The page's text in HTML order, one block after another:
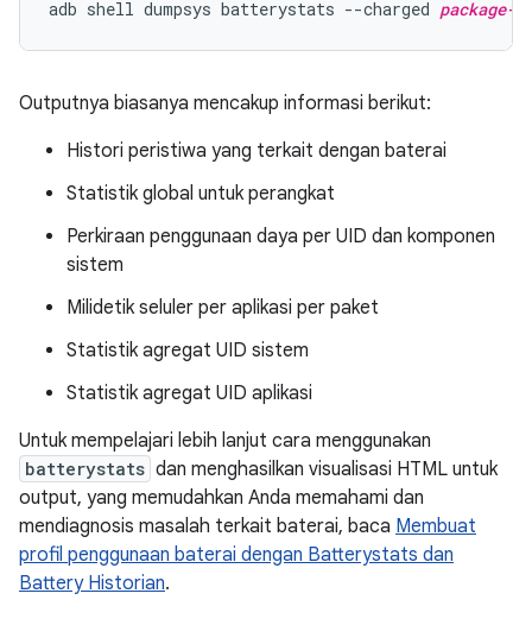
adb shell dumpsys batterystats --charged package-
Outputnya biasanya mencakup informasi berikut:
Histori peristiwa yang terkait dengan baterai
Statistik global untuk perangkat
Perkiraan penggunaan daya per UID dan komponen
sistem
Milidetik seluler per aplikasi per paket
Statistik agregat UID sistem
Statistik agregat UID aplikasi
Untuk mempelajari lebih lanjut cara menggunakan
batterystats dan menghasilkan visualisasi HTML untuk
output, yang memudahkan Anda memahami dan
mendiagnosis masalah terkait baterai, baca Membuat
profil penggunaan baterai dengan Batterystats dan
Battery Historian.